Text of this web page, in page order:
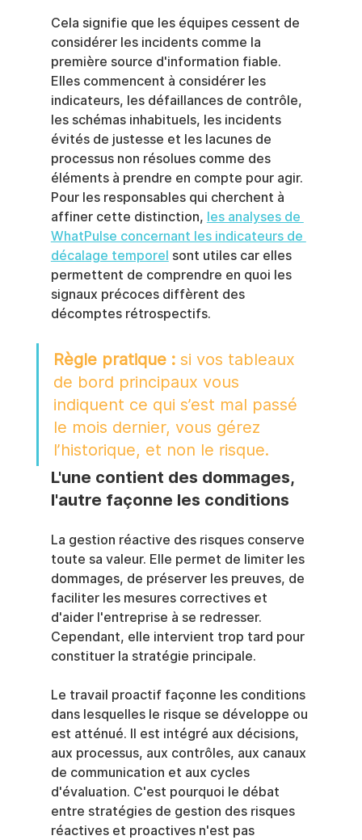
Cela signifie que les équipes cessent de
considérer les incidents comme la
première source d'information fiable.
Elles commencent à considérer les
indicateurs, les défaillances de contrôle,
les schémas inhabituels, les incidents
évités de justesse et les lacunes de
processus non résolues comme des
éléments à prendre en compte pour agir.
Pour les responsables qui cherchent à
affiner cette distinction, les analyses de
WhatPulse concernant les indicateurs de
décalage temporel sont utiles car elles
permettent de comprendre en quoi les
signaux précoces diffèrent des
décomptes rétrospectifs.
Règle pratique : si vos tableaux
de bord principaux vous
indiquent ce qui s’est mal passé
le mois dernier, vous gérez
l’historique, et non le risque.
L'une contient des dommages,
l'autre façonne les conditions
La gestion réactive des risques conserve
toute sa valeur. Elle permet de limiter les
dommages, de préserver les preuves, de
faciliter les mesures correctives et
d'aider l'entreprise à se redresser.
Cependant, elle intervient trop tard pour
constituer la stratégie principale.
Le travail proactif façonne les conditions
dans lesquelles le risque se développe ou
est atténué. Il est intégré aux décisions,
aux processus, aux contrôles, aux canaux
de communication et aux cycles
d'évaluation. C'est pourquoi le débat
entre stratégies de gestion des risques
réactives et proactives n'est pas